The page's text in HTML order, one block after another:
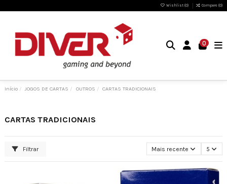
Wishlist (0) Compare (0)
0
Início JOGOS DE CARTAS OUTROS CARTAS TRADICIONAIS
CARTAS TRADICIONAIS
Filtrar Mais recente 5